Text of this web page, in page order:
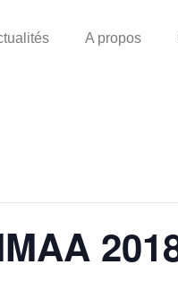
A propos